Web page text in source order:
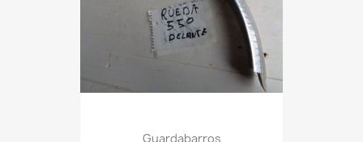
Guardabarros